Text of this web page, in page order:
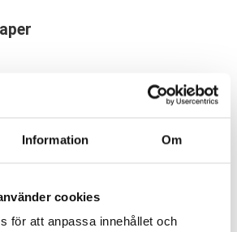
Information Om
cookies
för att anpassa innehållet och
Perfekt för att bibehålla den fräscha
bara att applicera med hjälp av
nog redan sitter på flaskan. Kom ihåg
efter användning, risken är annars att